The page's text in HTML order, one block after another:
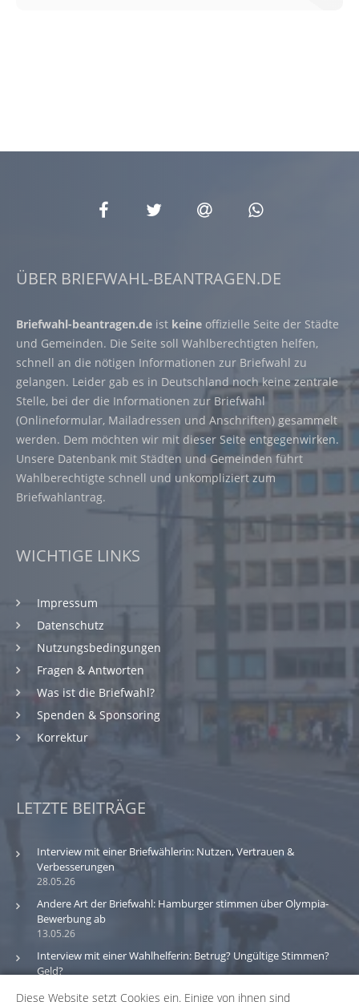
ÜBER BRIEFWAHL-BEANTRAGEN.DE
Briefwahl-beantragen.de ist keine offizielle Seite der Städte
und Gemeinden. Die Seite soll Wahlberechtigten helfen,
schnell an die nötigen Informationen zur Briefwahl zu
gelangen. Leider gab es in Deutschland noch keine zentrale
Stelle, bei der die Informationen zur Briefwahl
(Onlineformular, Mailadressen und Anschriften) gesammelt
werden. Dem möchten wir mit dieser Seite entgegenwirken.
Unsere Datenbank mit Städten und Gemeinden führt
Wahlberechtigte schnell und unkompliziert zum
Briefwahlantrag.
WICHTIGE LINKS
Impressum
Datenschutz
Nutzungsbedingungen
Fragen & Antworten
Was ist die Briefwahl?
Spenden & Sponsoring
Korrektur
LETZTE BEITRÄGE
28.05.26
Interview mit einer Briefwählerin: Nutzen, Vertrauen &
Verbesserungen
13.05.26
Andere Art der Briefwahl: Hamburger stimmen über Olympia-
Bewerbung ab
Interview mit einer Wahlhelferin: Betrug? Ungültige Stimmen?
Geld?
Diese Website setzt Cookies ein. Einige von ihnen sind